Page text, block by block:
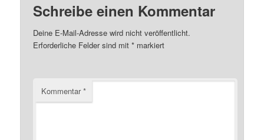
Schreibe einen Kommentar
Deine E-Mail-Adresse wird nicht veröffentlicht.
Erforderliche Felder sind mit* markiert
Kommentar*